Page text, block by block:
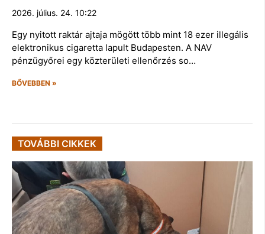
2026. július. 24. 10:22
Egy nyitott raktár ajtaja mögött több mint 18 ezer illegális
elektronikus cigaretta lapult Budapesten. A NAV
pénzügyőrei egy közterületi ellenőrzés so…
BŐVEBBEN »
TOVÁBBI CIKKEK